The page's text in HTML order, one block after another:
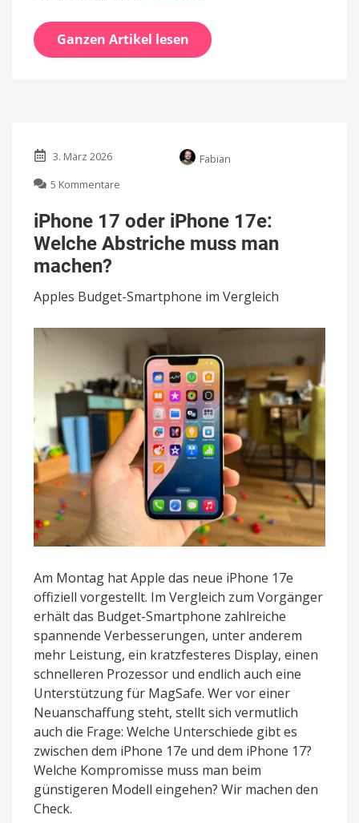
Ganzen Artikel lesen
3. März 2026
Fabian
5 Kommentare
17
oder
iPhone
Abstriche
muss
iPhone 17 oder iPhone 17e:
Welche Abstriche muss man
machen?
Apples Budget-Smartphone im Vergleich
Am Montag hat Apple das neue iPhone 17e
offiziell vorgestellt. Im Vergleich zum Vorgänger
erhält das Budget-Smartphone zahlreiche
spannende Verbesserungen, unter anderem
mehr Leistung, ein kratzfesteres Display, einen
schnelleren Prozessor und endlich auch eine
Unterstützung für MagSafe. Wer vor einer
Neuanschaffung steht, stellt sich vermutlich
auch die Frage: Welche Unterschiede gibt es
zwischen dem iPhone 17e und dem iPhone 17?
Welche Kompromisse muss man beim
günstigeren Modell eingehen? Wir machen den
Check.